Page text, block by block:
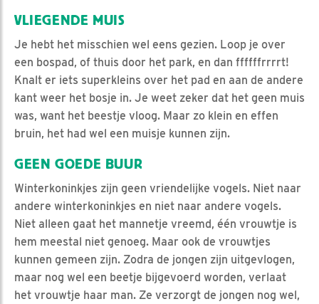
VLIEGENDE MUIS
Je hebt het misschien wel eens gezien. Loop je over
een bospad, of thuis door het park, en dan ffffffrrrrt!
Knalt er iets superkleins over het pad en aan de andere
kant weer het bosje in. Je weet zeker dat het geen muis
was, want het beestje vloog. Maar zo klein en effen
bruin, het had wel een muisje kunnen zijn.
GEEN GOEDE BUUR
Winterkoninkjes zijn geen vriendelijke vogels. Niet naar
andere winterkoninkjes en niet naar andere vogels.
Niet alleen gaat het mannetje vreemd, één vrouwtje is
hem meestal niet genoeg. Maar ook de vrouwtjes
kunnen gemeen zijn. Zodra de jongen zijn uitgevlogen,
maar nog wel een beetje bijgevoerd worden, verlaat
het vrouwtje haar man. Ze verzorgt de jongen nog wel,